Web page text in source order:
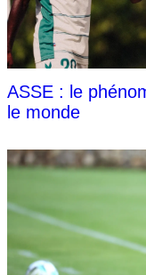
ASSE : le
le monde